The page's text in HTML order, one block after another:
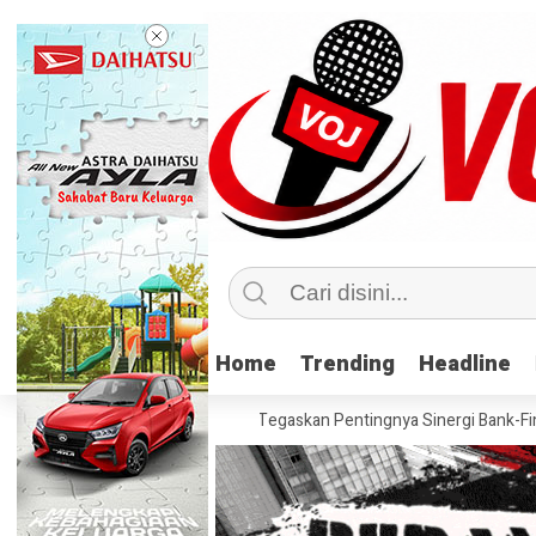
Home Trending Headline
Home Trending Headline
dan PERBANAS Tegaskan Pentingnya Sinergi Bank-Fintech